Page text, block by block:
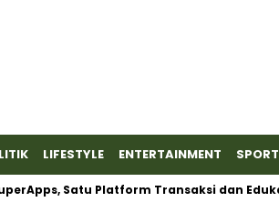
LIFESTYLE ENTERTAINMENT SPORT
Satu Platform Transaksi dan Edukasi